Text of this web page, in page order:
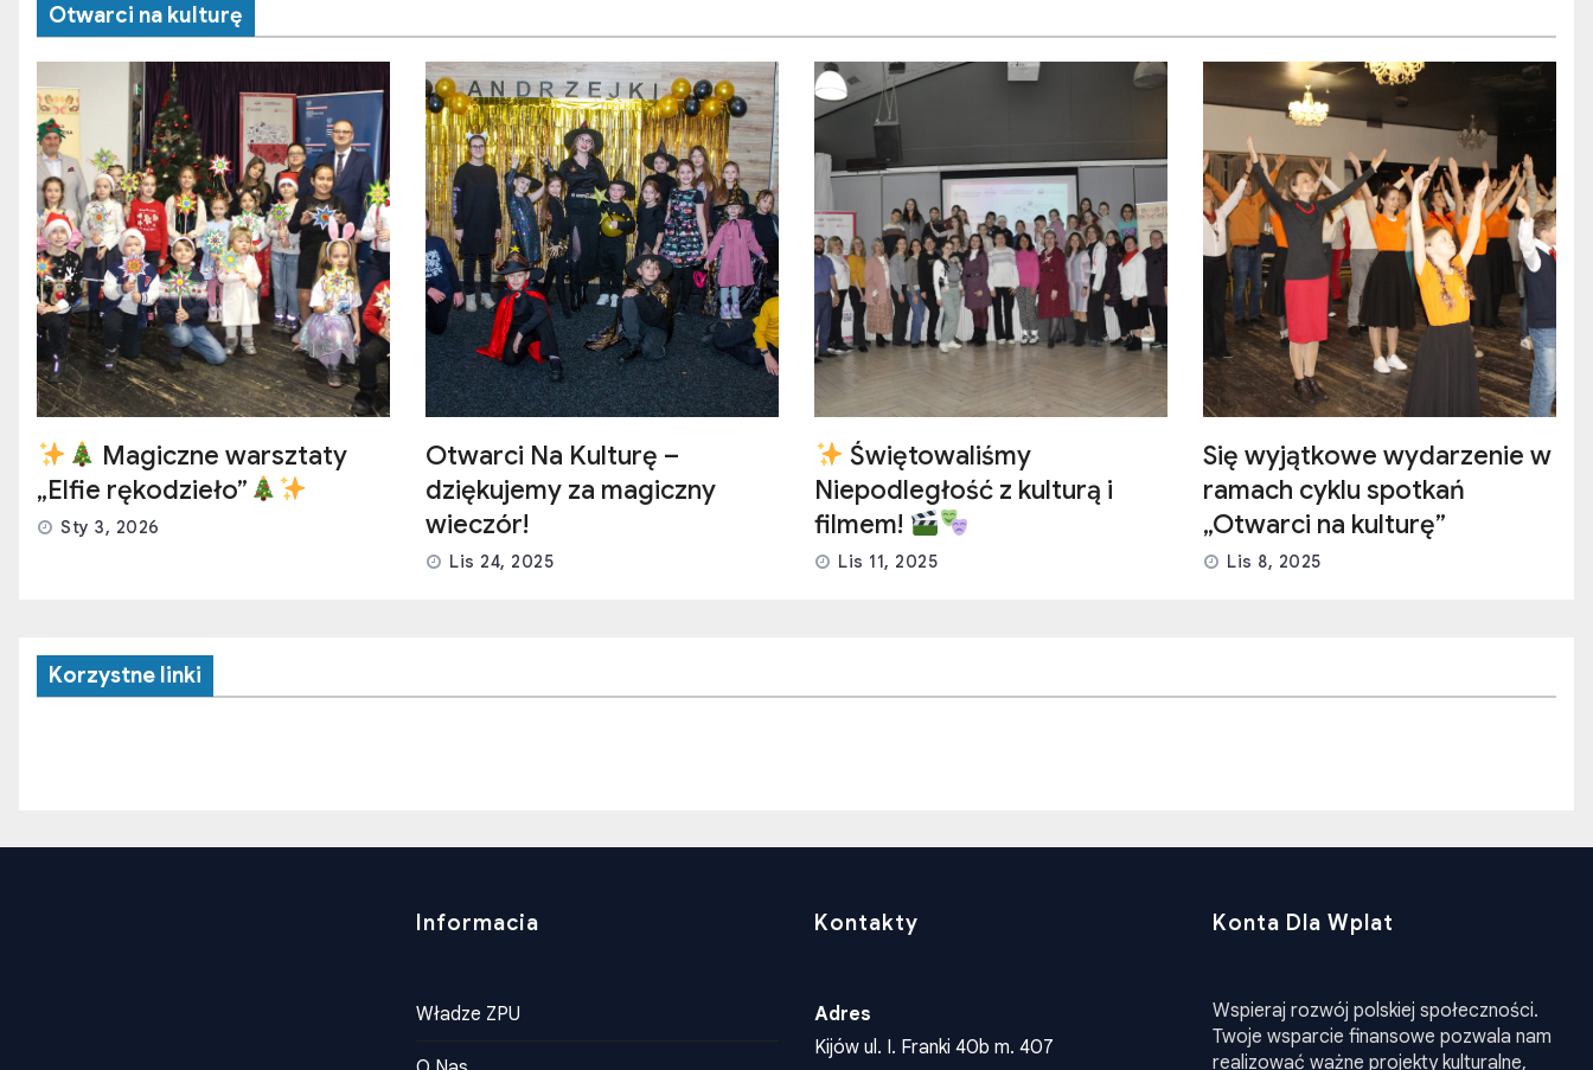
Otwarci na kulturę
Magiczne warsztaty
„Elfie rękodzieło”
Sty 3, 2026
Otwarci Na Kulturę –
dziękujemy za magiczny
wieczór!
Lis 24, 2025
Świętowaliśmy
Niepodległość z kulturą i
filmem!
Lis 11, 2025
Się wyjątkowe wydarzenie w
ramach cyklu spotkań
„Otwarci na kulturę”
Lis 8, 2025
Korzystne linki
Informacia
Władze ZPU
Kontakty
Adres
Kijów ul. I. Franki 40b m. 407
Konta Dla Wplat
Wspieraj rozwój polskiej społeczności.
Twoje wsparcie finansowe pozwala nam
realizować ważne projekty kulturalne,